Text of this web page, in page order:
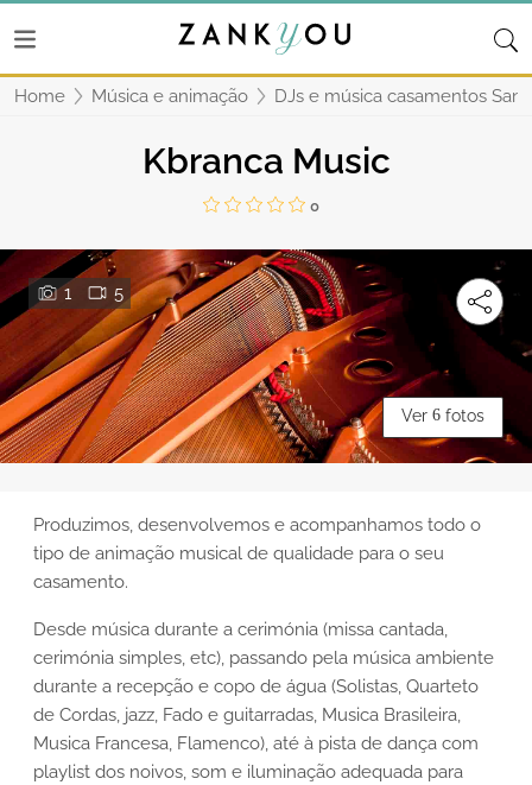
Home Música e animação DJs e música casamentos
Kbranca Music
0
1 5
Ver 6 fotos
Produzimos, desenvolvemos e acompanhamos todo o
tipo de animação musical de qualidade para o seu
casamento.
Desde música durante a cerimónia (missa cantada,
cerimónia simples, etc), passando pela música ambiente
durante a recepção e copo de água (Solistas, Quarteto
de Cordas, jazz, Fado e guitarradas, Musica Brasileira,
Musica Francesa, Flamenco), até à pista de dança com
playlist dos noivos, som e iluminação adequada para